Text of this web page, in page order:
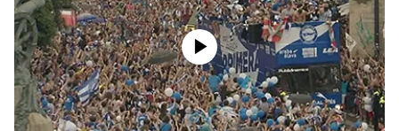
Herri-kirolak
Balonmano
Kirolak 360